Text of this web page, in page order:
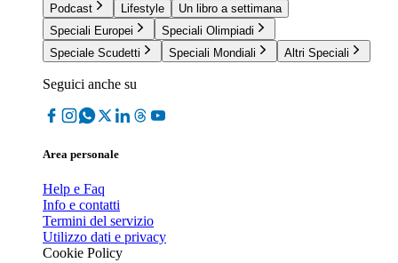
Podcast
Lifestyle
Un libro a settimana
Speciali Europei
Speciali Olimpiadi
Speciale Scudetti
Speciali Mondiali Altri Speciali
Seguici anche su
Area personale
Help e Faq
Info e contatti
Termini del servizio
Utilizzo dati e privacy
Cookie Policy